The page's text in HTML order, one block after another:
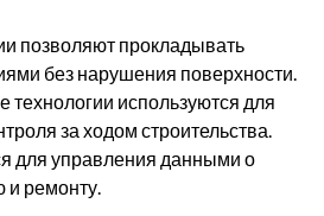
позволяют прокладывать
без нарушения поверхности.
технологии используются для
за ходом строительства.
для управления данными о
и ремонту.